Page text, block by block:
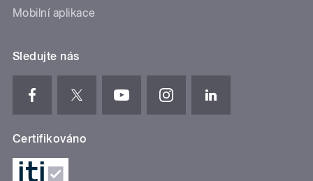
Mobilní aplikace
Sledujte nás
Certifikováno